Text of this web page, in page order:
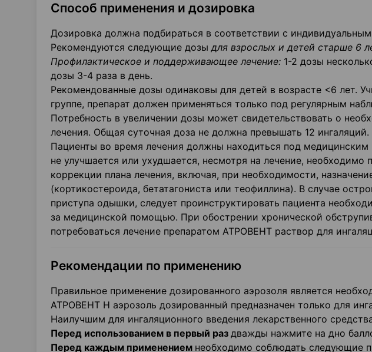
Способ применения и дозировка
Дозировка должна подбираться в соответствии с
Рекомендуются следующие дозыдля взрослых и детей старше 6
Профилактическое и поддерживающее лечение: 1-2 дозы
дозы 3-4 раза в день.
Рекомендованные дозы одинаковы для детей в возрасте <6 лет.
группе, препарат должен применяться только под регулярным
Потребность в увеличении дозы может свидетельствовать о
лечения. Общая суточная доза не должна превышать 12 ингаляций.
Пациенты во время лечения должны находиться под медицинским
не улучшается или ухудшается, несмотря на лечение, необходимо
коррекции плана лечения, включая, при необходимости,
(кортикостероида, бетатагониста или теофиллина). В случае
приступа одышки, следует проинструктировать пациента
за медицинской помощью. При обострении хронической
потребоваться лечение препаратом АТРОВЕНТ раствор для
Рекомендации по применению
Правильное применение дозированного аэрозоля является
АТРОВЕНТ Н аэрозоль дозированный предназначен только для
Наилучшим для ингаляционного введения лекарственного
Перед использованием в первый раз дважды нажмите на дно
Перед каждым применением необходимо соблюдать следующие